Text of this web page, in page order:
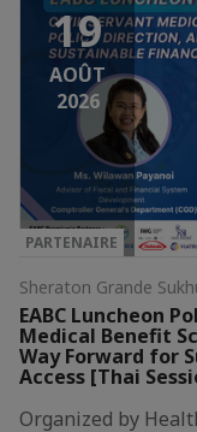
19
AOÛT
2026
PARTENAIRE
Sheraton Grande
EABC Luncheon
Medical Benefit
Way Forward for
Access [Thai
Organized by